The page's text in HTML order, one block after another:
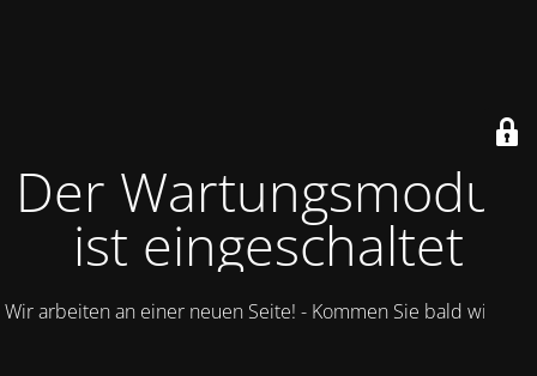
Der Wartungsmodus
ist eingeschaltet
Wir arbeiten an einer neuen Seite! - Kommen Sie bald wieder.